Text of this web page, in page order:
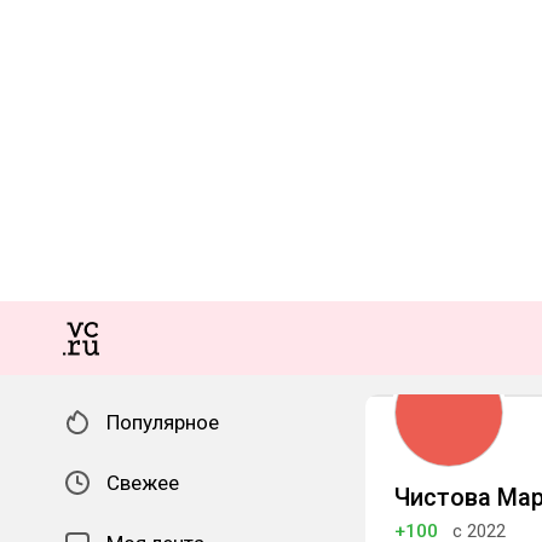
Популярное
Свежее Чистова
+100 с 2022